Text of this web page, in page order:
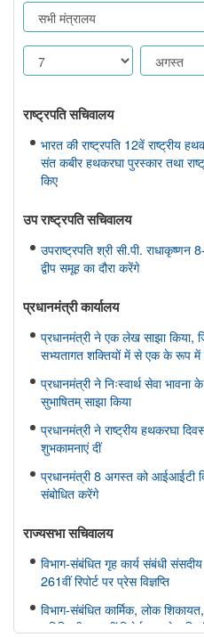
राष्ट्रपति सचिवालय
भारत की राष्ट्रपति 12वें राष्ट्रीय
संत कबीर हथकरघा पुरस्कार तथा
किए
उप राष्ट्रपति सचिवालय
उपराष्ट्रपति श्री सी.पी.
द्वीप समूह का दौरा करेंगे
प्रधानमंत्री कार्यालय
प्रधानमंत्री ने एक लेख साझा किया,
सभ्यतागत शक्तियों में से एक के रूप में
प्रधानमंत्री ने निःस्वार्थ सेवा
सुभाषितम् साझा किया
प्रधानमंत्री ने राष्ट्रीय हथकरघा
शुभकामनाएं दीं
प्रधानमंत्री 8 अगस्त को आईआईटी
संबोधित करेंगे
राज्यसभा सचिवालय
विभाग-संबंधित गृह कार्य संबंधी
261वीं रिपोर्ट पर प्रेस विज्ञप्ति
विभाग-संबंधित कार्मिक, लोक
समिति की 166वीं रिपोर्ट पर प्रेस